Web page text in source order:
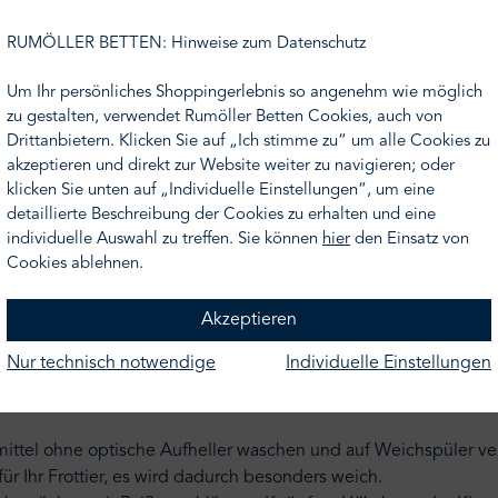
Bear" Bademantel kombiniert luxuriöse Materialqualität
Homewear mit Designanspruch suchen.
Ihre Wunschgröße finden, nehmen Sie gern Kontakt zu
Ihnen gern ein Angebot.
ikonischer Bear im Denim Look auf der linken Brust
ohne optische Aufheller waschen und auf Weichspüler
Ihr Frottier, es wird dadurch besonders weich.
RUMÖLLER BETTEN: Hinweise zum Datenschutz
Um Ihr persönliches Shoppingerlebnis so angenehm wie möglich
zu gestalten, verwendet Rumöller Betten Cookies, auch von
Drittanbietern. Klicken Sie auf „Ich stimme zu“ um alle Cookies zu
akzeptieren und direkt zur Website weiter zu navigieren; oder
klicken Sie unten auf „Individuelle Einstellungen“, um eine
detaillierte Beschreibung der Cookies zu erhalten und eine
individuelle Auswahl zu treffen. Sie können hier den Einsatz von
Cookies ablehnen.
Akzeptieren
Nur technisch notwendige Individuelle Einstellungen